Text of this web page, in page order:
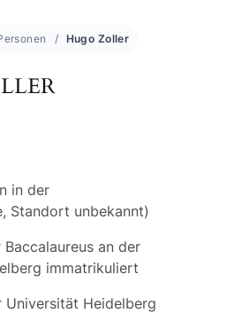
Hugo Zoller
in der
Standort unbekannt)
Baccalaureus an der
immatrikuliert
Universität Heidelberg